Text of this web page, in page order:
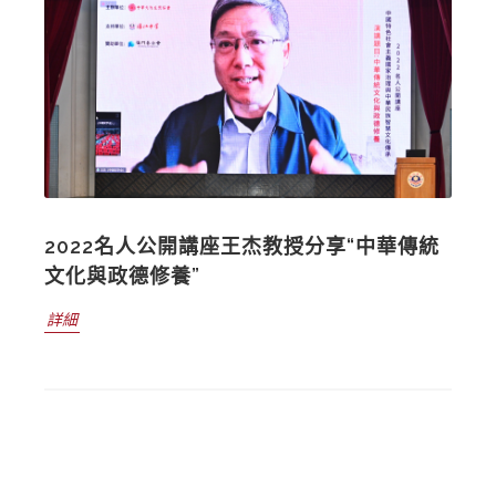
2022名人公開講座王杰教授分享“中華傳統
文化與政德修養”
詳細